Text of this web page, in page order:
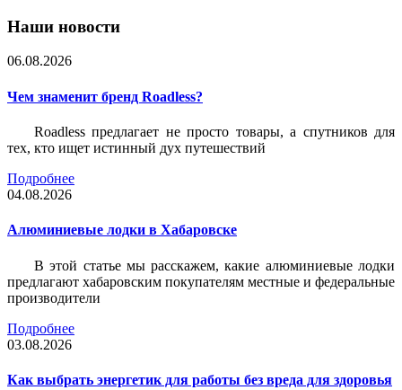
Наши новости
06.08.2026
Чем знаменит бренд Roadless?
Roadless предлагает не просто товары, а спутников для
тех, кто ищет истинный дух путешествий
Подробнее
04.08.2026
Алюминиевые лодки в Хабаровске
В этой статье мы расскажем, какие алюминиевые лодки
предлагают хабаровским покупателям местные и федеральные
производители
Подробнее
03.08.2026
Как выбрать энергетик для работы без вреда для здоровья